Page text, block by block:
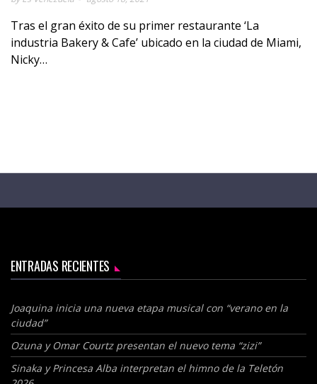
Tras el gran éxito de su primer restaurante ‘La
industria Bakery & Cafe’ ubicado en la ciudad de Miami,
Nicky…
ENTRADAS RECIENTES
Joaquina inicia una nueva etapa musical con “verano en la
ciudad”
Ozuna y Omar Courtz presentan el nuevo tema “zizi”
Sinaka y Princesa Alba interpretan el himno de la Teletón